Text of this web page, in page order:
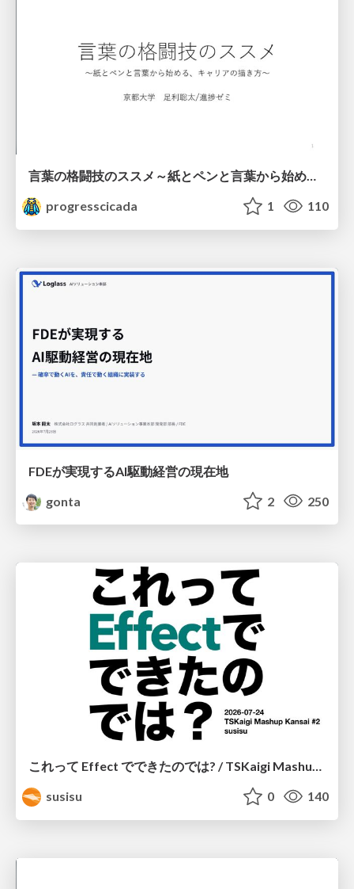
言葉の格闘技のススメ～紙とペンと言葉から始める、キャリアの描き方～
progresscicada
1 110
FDEが実現するAI駆動経営の現在地
gonta
2 250
これって Effect でできたのでは? / TSKaigi Mashup Kansai #2
susisu
0 140